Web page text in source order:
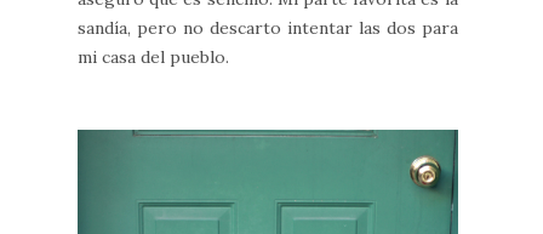
sandía, pero no descarto intentar las dos para
mi casa del pueblo.